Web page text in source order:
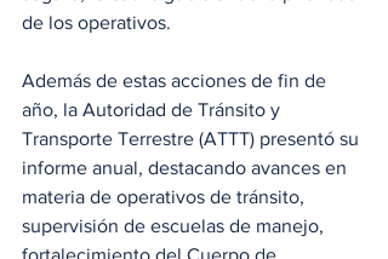
de los operativos.
Además de estas acciones de fin de
año, la Autoridad de Tránsito y
Transporte Terrestre (ATTT) presentó su
informe anual, destacando avances en
materia de operativos de tránsito,
supervisión de escuelas de manejo,
fortalecimiento del Cuerpo de